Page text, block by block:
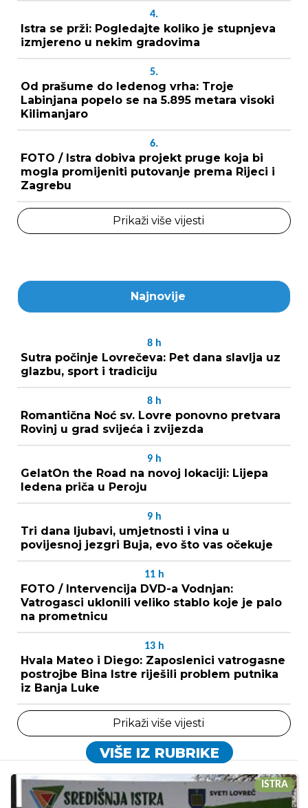
4.
Istra se prži: Pogledajte koliko je stupnjeva
izmjereno u nekim gradovima
5.
Od prašume do ledenog vrha: Troje
Labinjana popelo se na 5.895 metara visoki
Kilimanjaro
6.
FOTO / Istra dobiva projekt pruge koja bi
mogla promijeniti putovanje prema Rijeci i
Zagrebu
Prikaži više vijesti
Najnovije
8 h
Sutra počinje Lovrečeva: Pet dana slavlja uz
glazbu, sport i tradiciju
8 h
Romantična Noć sv. Lovre ponovno pretvara
Rovinj u grad svijeća i zvijezda
9 h
GelatOn the Road na novoj lokaciji: Lijepa
ledena priča u Peroju
9 h
Tri dana ljubavi, umjetnosti i vina u
povijesnoj jezgri Buja, evo što vas očekuje
11 h
FOTO / Intervencija DVD-a Vodnjan:
Vatrogasci uklonili veliko stablo koje je palo
na prometnicu
13 h
Hvala Mateo i Diego: Zaposlenici vatrogasne
postrojbe Bina Istre riješili problem putnika
iz Banja Luke
Prikaži više vijesti
VIŠE IZ RUBRIKE
ISTRA